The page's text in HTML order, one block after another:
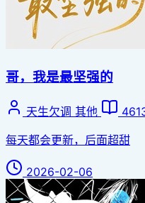
哥，我是最坚强的
天生欠调 其他
每天都会更新，后面超甜
2026-02-06